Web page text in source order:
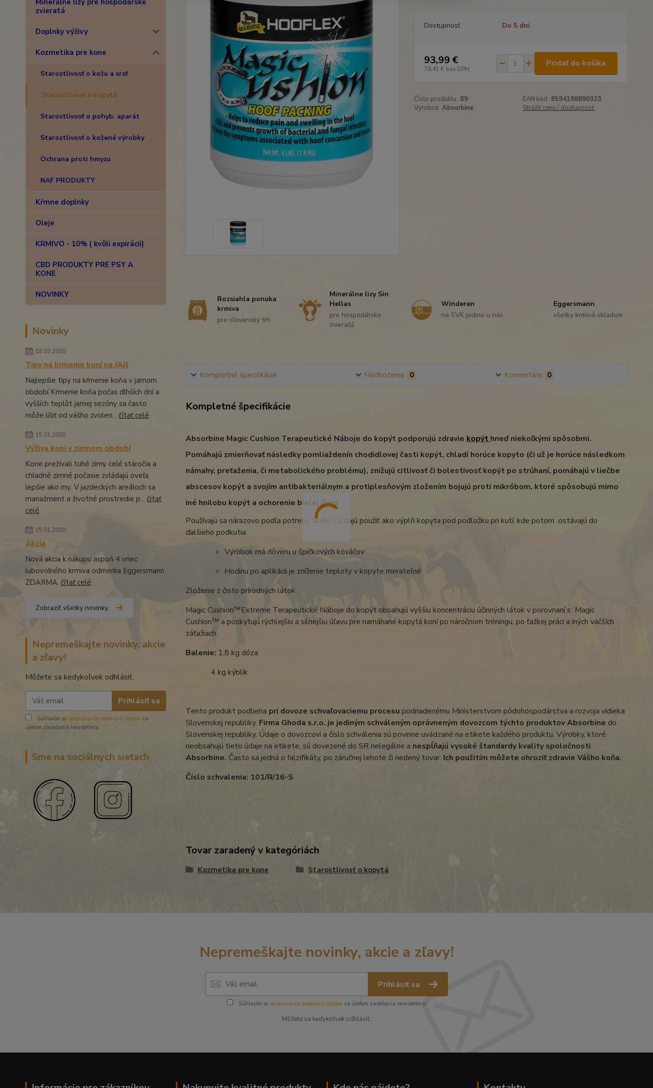
Minerálne lizy pre hospodárske
zvieratá
Doplnky výživy
Kozmetika pre kone
Starostlivosť o kožu a srsť
Starostlivosť o kopytá
Starostlivosť o pohyb. aparát
Starostlivosť o kožené výrobky
Ochrana proti hmyzu
NAF PRODUKTY
Kŕmne doplnky
Oleje
KRMIVO - 10% ( kvôli expirácii)
CBD PRODUKTY PRE PSY A
KONE
NOVINKY
Novinky
03.03.2020
Tipy na krmenie koní na JAR
Najlepšie tipy na kŕmenie koňa v jarnom
období Kŕmenie koňa počas dlhších dní a
vyšších teplôt jarnej sezóny sa často
môže líšiť od vášho zvolen... čítať celé
15.01.2020
Výživa koní v zimnom období
Kone prežívali tuhé zimy celé stáročia a
chladné zimné počasie zvládajú oveľa
lepšie ako my. V jazdeckých areáloch sa
manažment a životné prostredie p... čítať
celé
15.01.2020
Akcia
Nová akcia k nákupu aspoň 4 vriec
lubovoľného krmiva odmerka Eggersmann
ZDARMA. čítať celé
Zobraziť všetky novinky
Nepremeškajte novinky, akcie
a zľavy!
Môžete sa kedykoľvek odhlásiť.
Prihlásiť sa
Súhlasím so spracovaním osobných údajov za
účelom zasielania newslettera.
Sme na sociálnych sieťach
Dostupnosť Do 5 dní
93,99 €
76,41 € bez DPH
Pridať do košíka
Číslo produktu: 89 EAN kód: 8594188890323
Výrobca: Absorbine Strážiť cenu / dostupnosť
Rozsiahla ponuka
krmiva
pre slovenský trh
Minerálne lizy Sin
Hellas
pre hospodárske
zvieratá
Winderen
na SVK jedine u nás
Eggersmann
všetky krmivá skladom
Kompletné špecifikácie Hodnotenie 0 Komentáre 0
Kompletné špecifikácie
Absorbine Magic Cushion Terapeutické Náboje do kopýt podporujú zdravie kopýt hneď niekoľkými spôsobmi.
Pomáhajú zmierňovať následky pomliaždenín chodidlovej časti kopýt, chladí horúce kopyto (či už je horúce následkom
námahy, preťaženia, či metabolického problému), znižujú citlivosť či bolestivosť kopýt po strúhaní, pomáhajú v liečbe
abscesov kopýt a svojím antibakteriálnym a protiplesňovým zložením bojujú proti mikróbom, ktoré spôsobujú mimo
iné hnilobu kopýt a ochorenie bielej čiary.
Používajú sa nárazovo podľa potreby, alebo sa dajú použiť ako výplň kopyta pod podložku pri kutí, kde potom ostávajú do
ďalšieho podkutia.
Výrobok má dôveru u špičkových kováčov
Hodinu po aplikácii je zníženie teploty v kopyte merateľné
Zloženie z čisto prírodných látok
Magic Cushion™Extreme Terapeutické Náboje do kopýt obsahujú vyššiu koncentráciu účinných látok v porovnaní s Magic
Cushion™ a poskytujú rýchlejšiu a silnejšiu úľavu pre namáhané kopytá koní po náročnom tréningu, po ťažkej práci a iných väčších
záťažiach.
Balenie: 1,8 kg dóza
4 kg kýblik
Tento produkt podlieha pri dovoze schvaľovaciemu procesu podriadenému Ministerstvom pôdohospodárstva a rozvoja vidieka
Slovenskej republiky. Firma Ghoda s.r.o. je jediným schváleným oprávneným dovozcom týchto produktov Absorbine do
Slovenskej republiky. Údaje o dovozcovi a číslo schválenia sú povinne uvádzané na etikete každého produktu. Výrobky, ktoré
neobsahujú tieto údaje na etikete, sú dovezené do SR nelegálne a nespĺňajú vysoké štandardy kvality spoločnosti
Absorbine. Často sa jedná o falzifikáty, po záručnej lehote či riedený tovar. Ich použitím môžete ohroziť zdravie Vášho koňa.
Číslo schvalenia: 101/R/16-S
Tovar zaradený v kategóriách
Kozmetika pre kone Starostlivosť o kopytá
Nepremeškajte novinky, akcie a zľavy!
Prihlásiť sa
Súhlasím so spracovaním osobných údajovza účelom zasielania newslettera.
Môžete sa kedykoľvek odhlásiť.